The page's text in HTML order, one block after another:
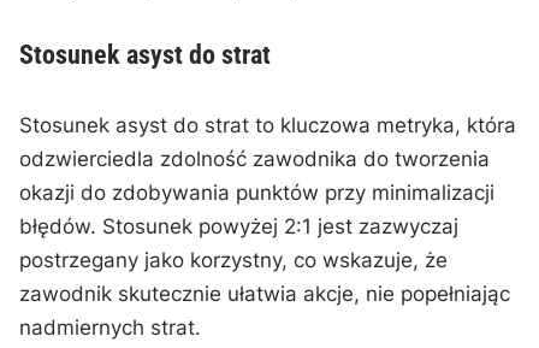
Stosunek asyst do strat
Stosunek asyst do strat to kluczowa metryka, która
odzwierciedla zdolność zawodnika do tworzenia
okazji do zdobywania punktów przy minimalizacji
błędów. Stosunek powyżej 2:1 jest zazwyczaj
postrzegany jako korzystny, co wskazuje, że
zawodnik skutecznie ułatwia akcje, nie popełniając
nadmiernych strat.